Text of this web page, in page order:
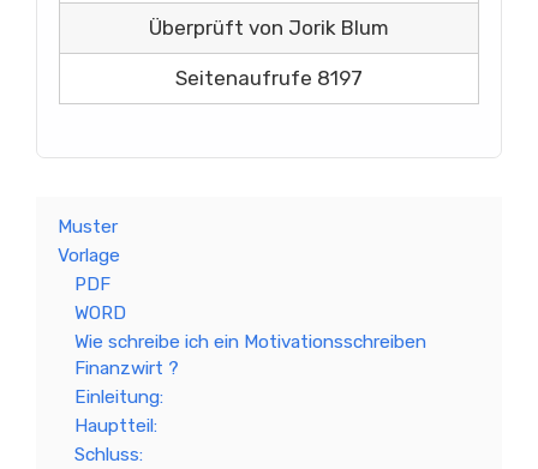
Überprüft von Jorik Blum
Seitenaufrufe 8197
Muster
Vorlage
PDF
WORD
Wie schreibe ich ein Motivationsschreiben
Finanzwirt ?
Einleitung:
Hauptteil:
Schluss: